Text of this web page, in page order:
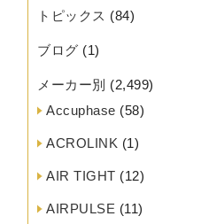
トピックス (84)
ブログ (1)
メーカー別 (2,499)
Accuphase (58)
ACROLINK (1)
AIR TIGHT (12)
AIRPULSE (11)